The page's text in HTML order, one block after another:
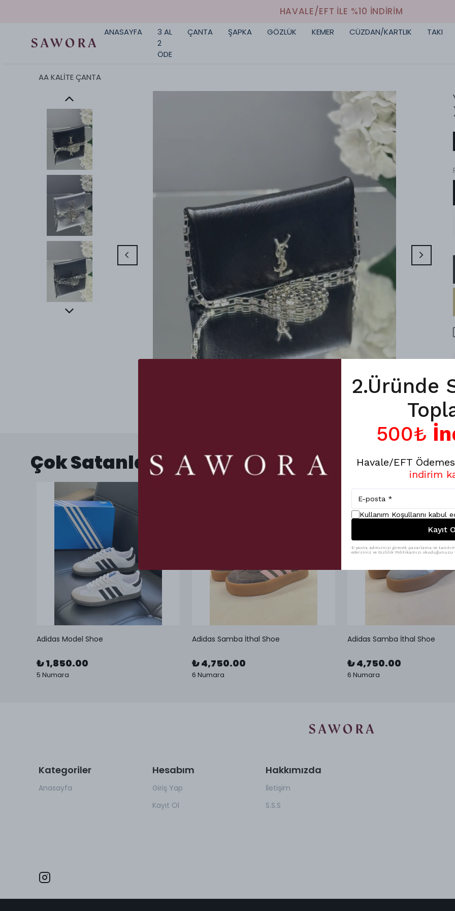
HAVALE/EFT İLE %10 İNDİRİM
ANASAYFA
3 AL
2
ÖDE
ÇANTA ŞAPKA GÖZLÜK KEMER CÜZDAN/KARTLIK TAKI
AA KALİTE ÇANTA
Çok Satanlar
Adidas Model Shoe
₺ 1,850.00
5 Numara
Adidas Samba İthal Shoe
₺ 4,750.00
6 Numara
Adidas Samba İthal Shoe
₺ 4,750.00
6 Numara
Kategoriler
Anasayfa
Hesabım
Giriş Yap
Kayıt Ol
Hakkımızda
İletişim
S.S.S
2.Üründe
500₺
Havale/EFT
indirim
Kullanım Koşullarını kabul
Kayıt
E-posta adresinizi girerek pazarlama ve
edersiniz ve Gizlilik Politikamızı okuduğunuzu